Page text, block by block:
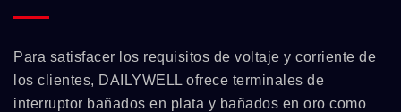
Para satisfacer los requisitos de voltaje y corriente de
los clientes, DAILYWELL ofrece terminales de
interruptor bañados en plata y bañados en oro como